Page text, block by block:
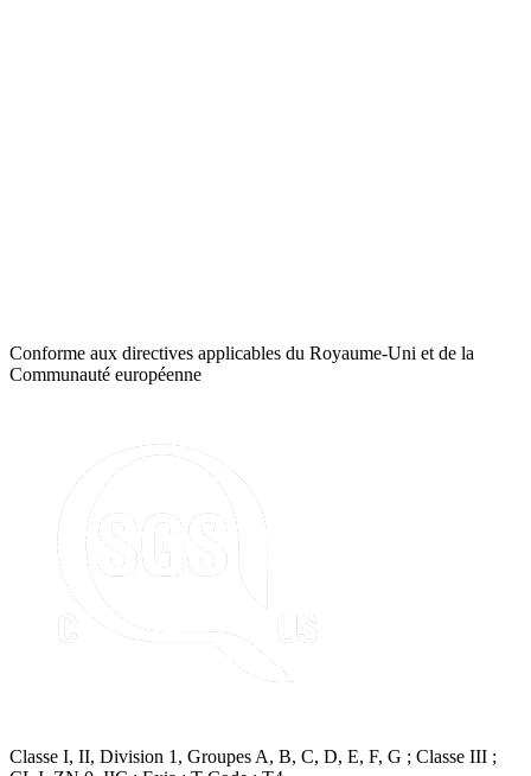
Conforme aux directives applicables du Royaume-Uni et de la
Communauté européenne
Classe I, II, Division 1, Groupes A, B, C, D, E, F, G ; Classe III ;